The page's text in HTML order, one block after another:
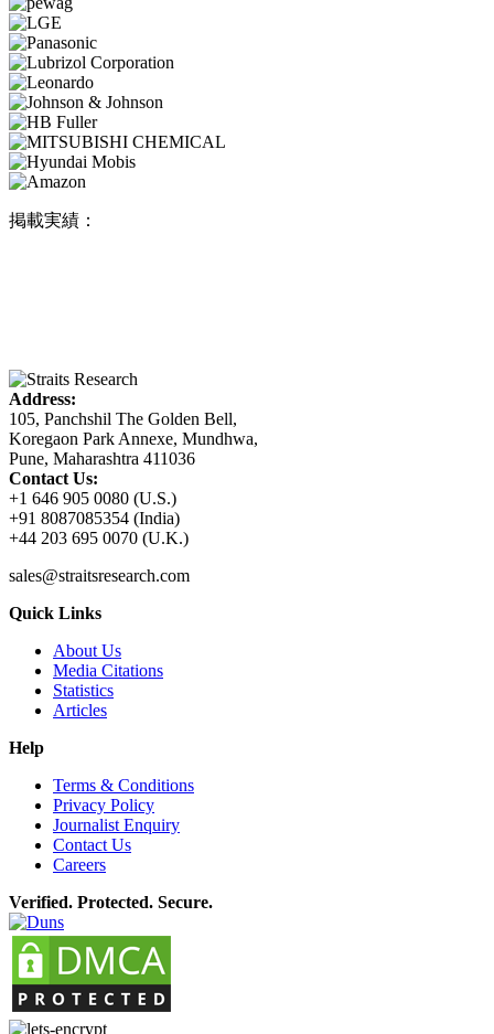
掲載実績：
Address:
105, Panchshil The Golden Bell,
Koregaon Park Annexe, Mundhwa,
Pune, Maharashtra 411036
Contact Us:
+1 646 905 0080 (U.S.)
+91 8087085354 (India)
+44 203 695 0070 (U.K.)
sales@straitsresearch.com
Quick Links
About Us
Media Citations
Statistics
Articles
Help
Terms & Conditions
Privacy Policy
Journalist Enquiry
Contact Us
Careers
Verified. Protected. Secure.